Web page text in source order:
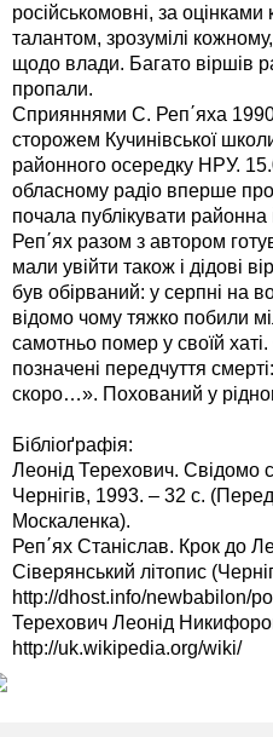
російськомовні, за оцінками
талантом, зрозумілі
щодо влади. Багато віршів
пропали.
Сприяннями С. Реп΄яха
сторожем Кучинівської
районного осередку НРУ.
обласному радіо вперше
почала публікувати
Реп΄ях разом з автором
мали увійти також і дідові
був обірваний: у серпні на
відомо чому тяжко побили
самотньо помер у своїй хаті.
позначені передчуття
скоро…». Похований у
Бібліоґрафія:
Леонід Терехович. Свідомо
Чернігів, 1993. – 32 с.
Москаленка).
Реп΄ях Станіслав. Крок до
Сіверянський літопис
http://dhost.info/newbabilon/
Терехович Леонід
http://uk.wikipedia.org/wiki/